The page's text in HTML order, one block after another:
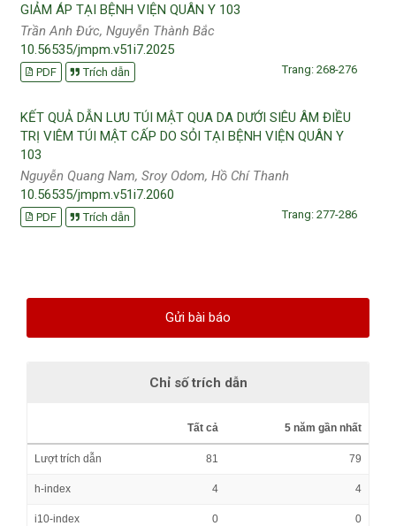
GIẢM ÁP TẠI BỆNH VIỆN QUÂN Y 103
Trần Anh Đức, Nguyễn Thành Bắc
10.56535/jmpm.v51i7.2025
PDF Trích dẫn Trang: 268-276
KẾT QUẢ DẪN LƯU TÚI MẬT QUA DA DƯỚI SIÊU ÂM ĐIỀU
TRỊ VIÊM TÚI MẬT CẤP DO SỎI TẠI BỆNH VIỆN QUÂN Y
103
Nguyễn Quang Nam, Sroy Odom, Hồ Chí Thanh
10.56535/jmpm.v51i7.2060
PDF Trích dẫn Trang: 277-286
Gửi bài báo
Chỉ số trích dẫn
Tất cả 5 năm gần nhất
Lượt trích dẫn 81 79
h-index 4 4
i10-index 0 0